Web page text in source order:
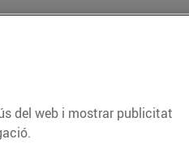
d’actualitat sobre
temes.
del web i mostrar publicitat